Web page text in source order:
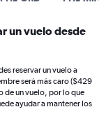
un vuelo desde
reservar un vuelo a
será más caro ($429
de un vuelo, por lo que
ayudar a mantener los